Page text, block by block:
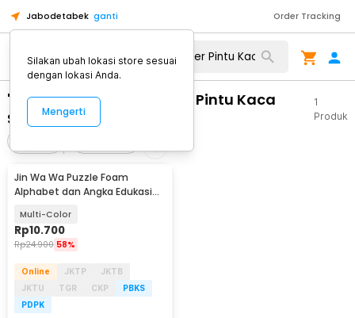
Jabodetabek ganti Order Tracking
"WA 0812 2782 5310 Order Pintu Kaca
Sliding Gunungkidul"
1
Produk
Jin Wa Wa Puzzle Foam
Alphabet dan Angka Edukasi
Multi-Color
Rp10.700
Rp24.900 58%
Online JKTP
JKTB
JKTU
TGR CKP
PBKS
PDPK
Silakan ubah lokasi store sesuai
dengan lokasi Anda.
Mengerti